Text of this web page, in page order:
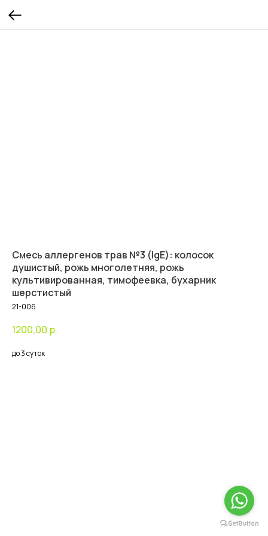
Смесь аллергенов трав №3 (IgE): колосок
душистый, рожь многолетняя, рожь
культивированная, тимофеевка, бухарник
шерстистый
21-006
1200,00 р.
до 3 суток